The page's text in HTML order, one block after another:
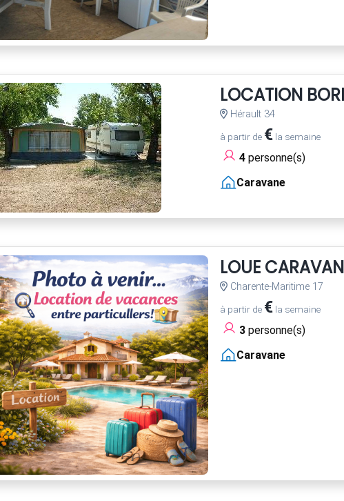
LOCATION
Hérault 34
à partir de €la semaine
4personne(s)
Caravane
LOUE
Charente-Maritime 17
à partir de €la semaine
3personne(s)
Caravane